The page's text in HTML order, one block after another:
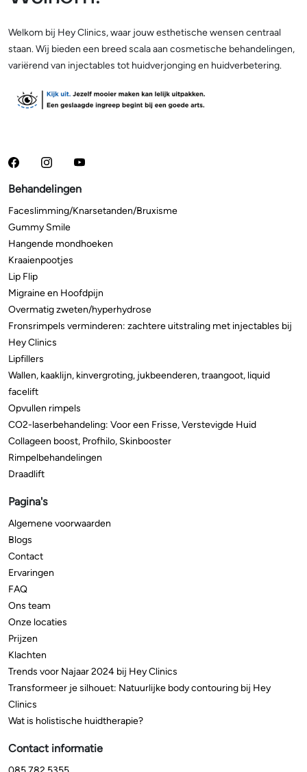
Welkom bij Hey Clinics, waar jouw esthetische wensen centraal
staan. Wij bieden een breed scala aan cosmetische behandelingen,
variërend van injectables tot huidverjonging en huidverbetering.
Behandelingen
Faceslimming/Knarsetanden/Bruxisme
Gummy Smile
Hangende mondhoeken
Kraaienpootjes
Lip Flip
Migraine en Hoofdpijn
Overmatig zweten/hyperhydrose
Fronsrimpels verminderen: zachtere uitstraling met injectables bij
Hey Clinics
Lipfillers
Wallen, kaaklijn, kinvergroting, jukbeenderen, traangoot, liquid
facelift
Opvullen rimpels
CO2-laserbehandeling: Voor een Frisse, Verstevigde Huid
Collageen boost, Profhilo, Skinbooster
Rimpelbehandelingen
Draadlift
Pagina's
Algemene voorwaarden
Blogs
Contact
Ervaringen
FAQ
Ons team
Onze locaties
Prijzen
Klachten
Trends voor Najaar 2024 bij Hey Clinics
Transformeer je silhouet: Natuurlijke body contouring bij Hey
Clinics
Wat is holistische huidtherapie?
Contact informatie